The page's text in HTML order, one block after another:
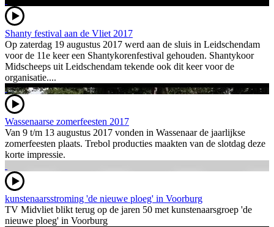
Shanty festival aan de Vliet 2017
Op zaterdag 19 augustus 2017 werd aan de sluis in Leidschendam
voor de 11e keer een Shantykorenfestival gehouden. Shantykoor
Midscheeps uit Leidschendam tekende ook dit keer voor de
organisatie....
Wassenaarse zomerfeesten 2017
Van 9 t/m 13 augustus 2017 vonden in Wassenaar de jaarlijkse
zomerfeesten plaats. Trebol producties maakten van de slotdag deze
korte impressie.
kunstenaarsstroming 'de nieuwe ploeg' in Voorburg
TV Midvliet blikt terug op de jaren 50 met kunstenaarsgroep 'de
nieuwe ploeg' in Voorburg